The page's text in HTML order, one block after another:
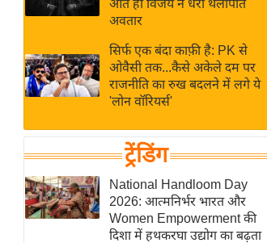
Videos
2026
ई-पेपर
मिसाल बेमिसाल
शख्सियत
यंग इंडिया
साहित्य जगत
ऑटो वर्ल्ड
न्यूज ब्रीफ
मनोरंजन जगत
आते ही विजय ने धरा थलापति
अवतार
सिर्फ एक बंदा काफ़ी है: PK से
ओवैसी तक...कैसे अकेले दम पर
राजनीति का रुख बदलने में लगे ये
'लोन वॉरियर्स'
ट्रेंडिंग
National Handloom Day
2026: आत्मनिर्भर भारत और
Women Empowerment की
दिशा में हथकरघा उद्योग का बढ़ता